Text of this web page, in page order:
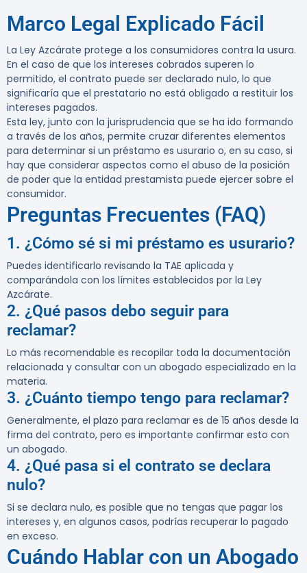
Marco Legal Explicado Fácil
La Ley Azcárate protege a los consumidores contra la usura.
En el caso de que los intereses cobrados superen lo
permitido, el contrato puede ser declarado nulo, lo que
significaría que el prestatario no está obligado a restituir los
intereses pagados.
Esta ley, junto con la jurisprudencia que se ha ido formando
a través de los años, permite cruzar diferentes elementos
para determinar si un préstamo es usurario o, en su caso, si
hay que considerar aspectos como el abuso de la posición
de poder que la entidad prestamista puede ejercer sobre el
consumidor.
Preguntas Frecuentes (FAQ)
1. ¿Cómo sé si mi préstamo es usurario?
Puedes identificarlo revisando la TAE aplicada y
comparándola con los límites establecidos por la Ley
Azcárate.
2. ¿Qué pasos debo seguir para
reclamar?
Lo más recomendable es recopilar toda la documentación
relacionada y consultar con un abogado especializado en la
materia.
3. ¿Cuánto tiempo tengo para reclamar?
Generalmente, el plazo para reclamar es de 15 años desde la
firma del contrato, pero es importante confirmar esto con
un abogado.
4. ¿Qué pasa si el contrato se declara
nulo?
Si se declara nulo, es posible que no tengas que pagar los
intereses y, en algunos casos, podrías recuperar lo pagado
en exceso.
Cuándo Hablar con un Abogado